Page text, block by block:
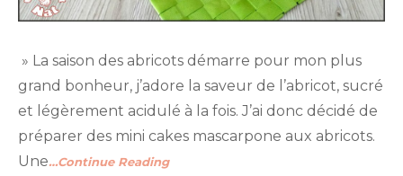
» La saison des abricots démarre pour mon plus
grand bonheur, j’adore la saveur de l’abricot, sucré
et légèrement acidulé à la fois. J’ai donc décidé de
préparer des mini cakes mascarpone aux abricots.
Une…Continue Reading